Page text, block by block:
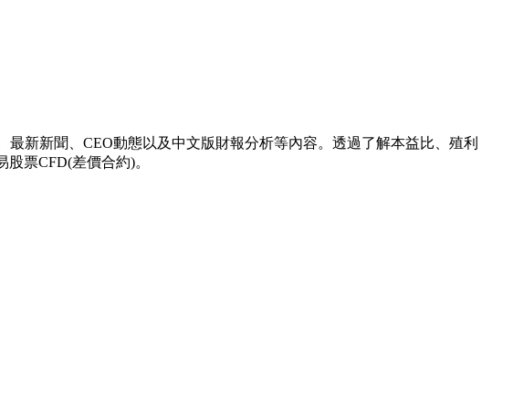
新新聞、CEO動態以及中文版財報分析等內容。透過了解本益比、殖利
票CFD(差價合約)。